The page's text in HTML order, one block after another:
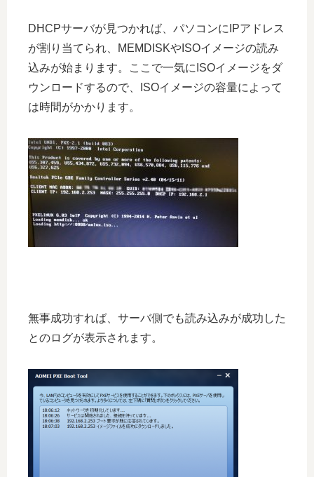
DHCPサーバが見つかれば、パソコンにIPアドレス
が割り当てられ、MEMDISKやISOイメージの読み
込みが始まります。ここで一気にISOイメージをダ
ウンロードするので、ISOイメージの容量によって
は時間がかかります。
無事成功すれば、サーバ側でも読み込みが成功した
とのログが表示されます。